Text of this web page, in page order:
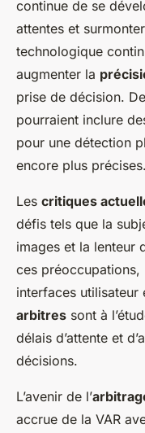
continue de se
attentes et
technologique
augmenter la
prise de décision.
pourraient inclure
pour une détection
encore plus précises.
Les critiques
défis tels que la
images et la lenteur
ces préoccupations,
interfaces utilisateur
arbitres sont à
délais d’attente et
décisions.
L’avenir de l’
accrue de la VAR